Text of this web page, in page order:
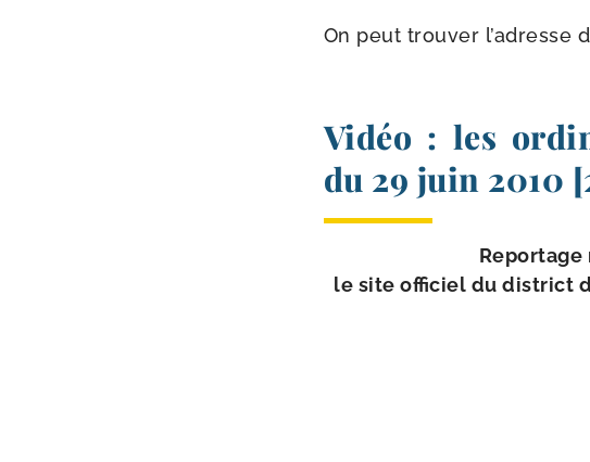
On peut trou­ver l’a­dresse
Vidéo : les
du 29 juin 2010
Reportage
le site offi­ciel du dis­trict